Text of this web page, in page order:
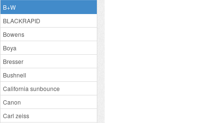
B+W
BLACKRAPID
Bowens
Boya
Bresser
Bushnell
California sunbounce
Canon
Carl zeiss